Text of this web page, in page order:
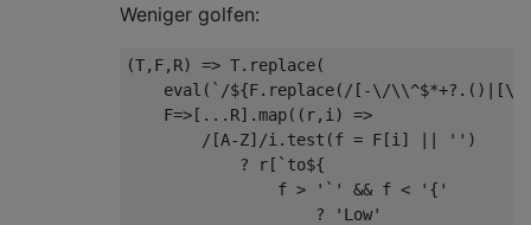
Weniger golfen:
(T,F,R) => T.replace(
eval(`/${F.replace(/[-\/
    F=>[...R].map((r,i) =>
        /[A-Z]/i.test(f = F[i] || '')
            ? r[`to${
                f > '`' && f < '{'
                    ? 'Low'